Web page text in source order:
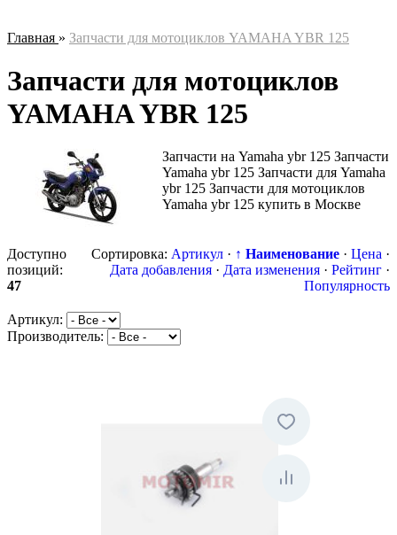
Главная » Запчасти для мотоциклов YAMAHA YBR 125
Запчасти для мотоциклов
YAMAHA YBR 125
Запчасти на Yamaha ybr 125 Запчасти
Yamaha ybr 125 Запчасти для Yamaha
ybr 125 Запчасти для мотоциклов
Yamaha ybr 125 купить в Москве
Доступно
позиций:
47
Сортировка: Артикул · ↑ Наименование · Цена ·
Дата добавления · Дата изменения · Рейтинг ·
Популярность
Артикул:
Производитель: